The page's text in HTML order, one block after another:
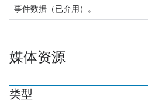
事件数据（已弃用）。
媒体资源
类型